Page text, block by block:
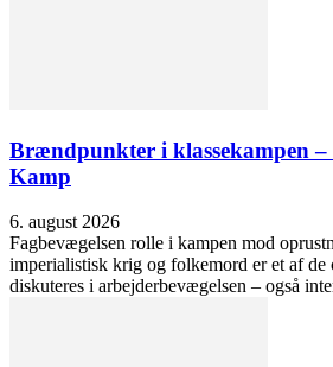
Brændpunkter i klassekampen –
Kamp
6. august 2026
Fagbevægelsen rolle i kampen mod
imperialistisk krig og folkemord er et af de
diskuteres i arbejderbevægelsen – også